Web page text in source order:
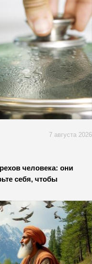
7 августа 2026
человека: они
себя, чтобы